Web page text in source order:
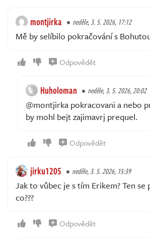
montjirka neděle, 3. 5. 2026, 17:12
Mě by selíbilo pokračování s
Odpovědět
Huholoman neděle, 3. 5. 2026, 20:02
@montjirka pokracovani a nebo
by mohl bejt zajimavrj prequel.
Odpovědět
jirku1205 neděle, 3. 5. 2026, 15:39
Jak to vůbec je s tím Erikem? Ten
co???
Odpovědět